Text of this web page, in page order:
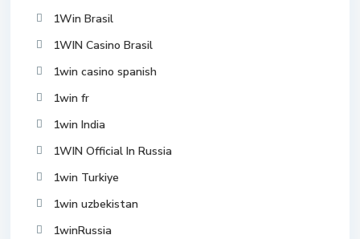
1Win Brasil
1WIN Casino Brasil
1win casino spanish
1win fr
1win India
1WIN Official In Russia
1win Turkiye
1win uzbekistan
1winRussia